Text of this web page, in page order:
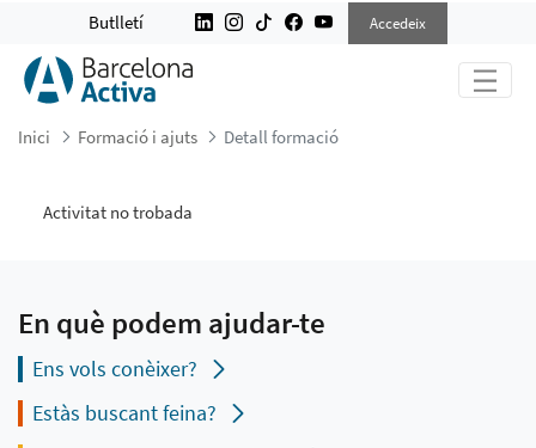
DETALL FORMACIÓ
Butlletí Accedeix
Inici Formació i ajuts Detall formació
Activitat no trobada
En què podem ajudar-te
Ens vols conèixer?
Estàs buscant feina?